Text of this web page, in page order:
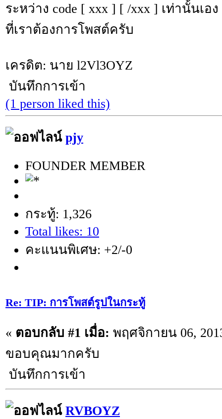
ระหว่าง code [ xxx ] [ /xxx ] เท่านั้นเ
ที่เราต้องการโพสต์ครับ
เครดิต: นาย l2Vl3OYZ
บันทึกการเข้า
(1 person liked this)
pjy
FOUNDER MEMBER
กระทู้: 1,326
Total likes: 10
คะแนนพิเศษ: +2/-0
Re: TIP: การโพสต์รูปในกระทู้
« ตอบกลับ #1 เมื่อ: พฤศจิกายน 06,
ขอบคุณมากครับ
บันทึกการเข้า
RVBOYZ